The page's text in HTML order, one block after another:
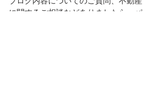
に関するご相談などありましたら、パ